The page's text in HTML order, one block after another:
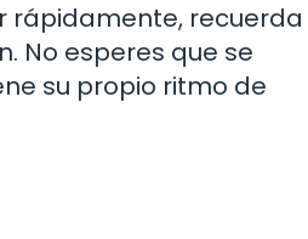
rápidamente, recuerda
No esperes que se
su propio ritmo de